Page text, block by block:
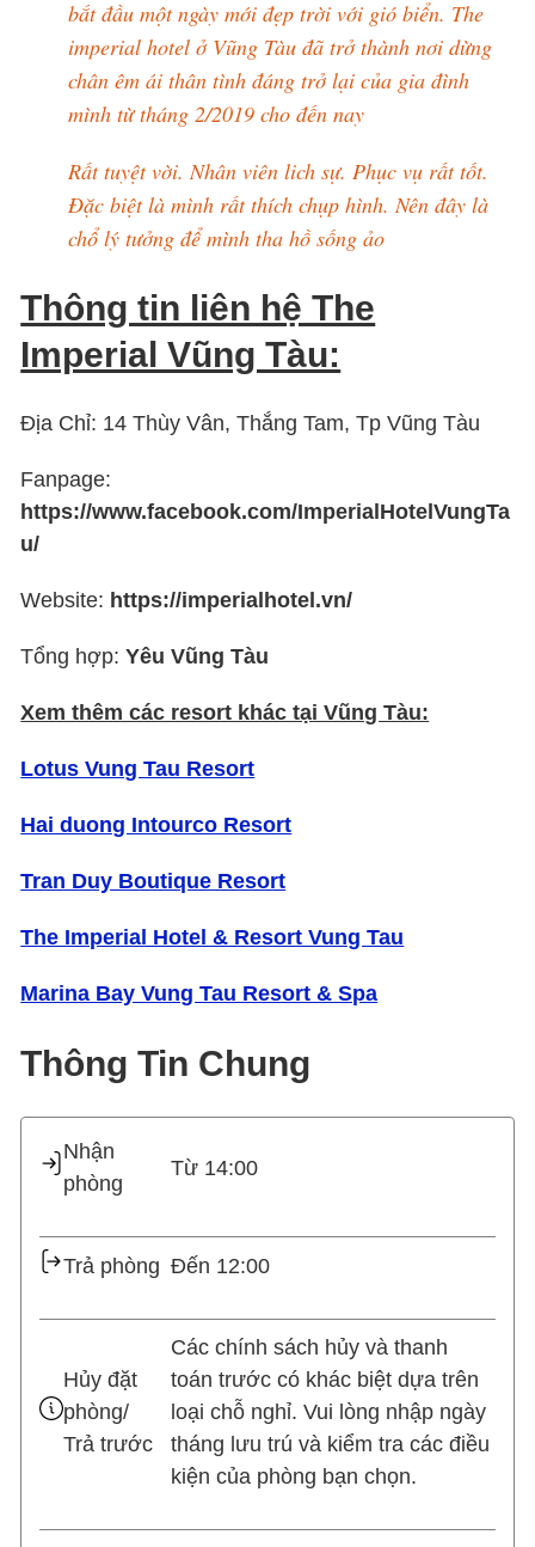
bắt đầu một ngày mới đẹp trời với gió biển. The
imperial hotel ở Vũng Tàu đã trở thành nơi dừng
chân êm ái thân tình đáng trở lại của gia đình
mình từ tháng 2/2019 cho đến nay
Rất tuyệt vời. Nhân viên lich sự. Phục vụ rất tốt.
Đặc biệt là mình rất thích chụp hình. Nên đây là
chổ lý tưởng để mình tha hồ sống ảo
Thông tin liên hệ The
Imperial Vũng Tàu:
Địa Chỉ: 14 Thùy Vân, Thắng Tam, Tp Vũng Tàu
Fanpage:
https://www.facebook.com/ImperialHotelVungTa
u/
Website: https://imperialhotel.vn/
Tổng hợp:Yêu Vũng Tàu
Xem thêm các resort khác tại Vũng Tàu:
Lotus Vung Tau Resort
Hai duong Intourco Resort
Tran Duy Boutique Resort
The Imperial Hotel & Resort Vung Tau
Marina Bay Vung Tau Resort & Spa
Thông Tin Chung
Nhận
phòng
Từ 14:00
Trả phòng Đến 12:00
Hủy đặt
phòng/
Trả trước
Các chính sách hủy và thanh
toán trước có khác biệt dựa trên
loại chỗ nghỉ. Vui lòng nhập ngày
tháng lưu trú và kiểm tra các điều
kiện của phòng bạn chọn.